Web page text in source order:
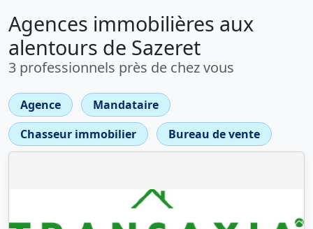
Agences immobilières aux
alentours de Sazeret
3 professionnels près de chez vous
Agence
Mandataire
Chasseur immobilier
Bureau de vente